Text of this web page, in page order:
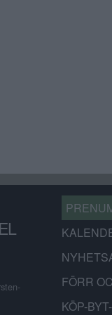
FÖRR
KÖP-